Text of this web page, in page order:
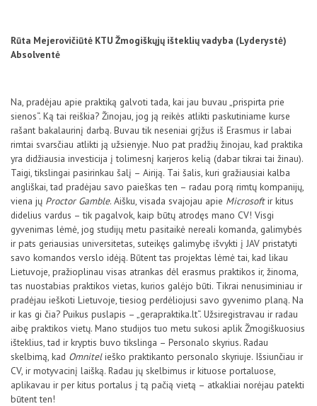
Rūta Mejerovičiūtė KTU Žmogiškųjų išteklių vadyba (Lyderystė)
Absolventė
Na, pradėjau apie praktiką galvoti tada, kai jau buvau „prispirta prie
sienos“. Ką tai reiškia? Žinojau, jog ją reikės atlikti paskutiniame kurse
rašant bakalaurinį darbą. Buvau tik neseniai grįžus iš Erasmus ir labai
rimtai svarsčiau atlikti ją užsienyje. Nuo pat pradžių žinojau, kad praktika
yra didžiausia investicija į tolimesnį karjeros kelią (dabar tikrai tai žinau).
Taigi, tikslingai pasirinkau šalį – Airiją. Tai šalis, kuri gražiausiai kalba
angliškai, tad pradėjau savo paieškas ten – radau porą rimtų kompanijų,
viena jų Proctor Gamble. Aišku, visada svajojau apie Microsoftir kitus
didelius vardus – tik pagalvok, kaip būtų atrodęs mano CV! Visgi
gyvenimas lėmė, jog studijų metu pasitaikė nereali komanda, galimybės
ir pats geriausias universitetas, suteikęs galimybę išvykti į JAV pristatyti
savo komandos verslo idėją. Būtent tas projektas lėmė tai, kad likau
Lietuvoje, pražioplinau visas atrankas dėl erasmus praktikos ir, žinoma,
tas nuostabias praktikos vietas, kurios galėjo būti. Tikrai nenusiminiau ir
pradėjau ieškoti Lietuvoje, tiesiog perdėliojusi savo gyvenimo planą. Na
ir kas gi čia? Puikus puslapis – „gerapraktika.lt“. Užsiregistravau ir radau
aibę praktikos vietų. Mano studijos tuo metu sukosi aplik Žmogiškuosius
išteklius, tad ir kryptis buvo tikslinga – Personalo skyrius. Radau
skelbimą, kad Omnitelieško praktikanto personalo skyriuje. Išsiunčiau ir
CV, ir motyvacinį laišką. Radau jų skelbimus ir kituose portaluose,
aplikavau ir per kitus portalus į tą pačią vietą – atkakliai norėjau patekti
būtent ten!